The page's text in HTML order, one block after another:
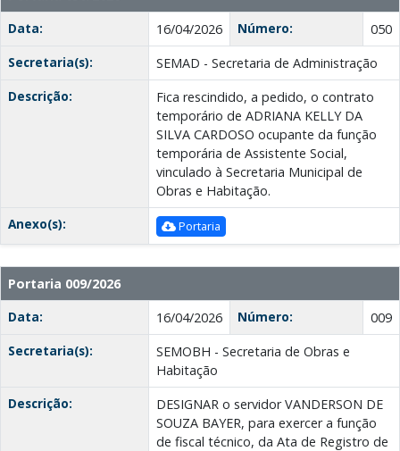
Data:
16/04/2026 Número:
050
Secretaria(s):
SEMAD - Secretaria de Administração
Descrição:
Fica rescindido, a pedido, o contrato
temporário de ADRIANA KELLY DA
SILVA CARDOSO ocupante da função
temporária de Assistente Social,
vinculado à Secretaria Municipal de
Obras e Habitação.
Anexo(s):
Portaria
Portaria 009/2026
Data:
16/04/2026 Número:
009
Secretaria(s):
SEMOBH - Secretaria de Obras e
Habitação
Descrição:
DESIGNAR o servidor VANDERSON DE
SOUZA BAYER, para exercer a função
de fiscal técnico, da Ata de Registro de